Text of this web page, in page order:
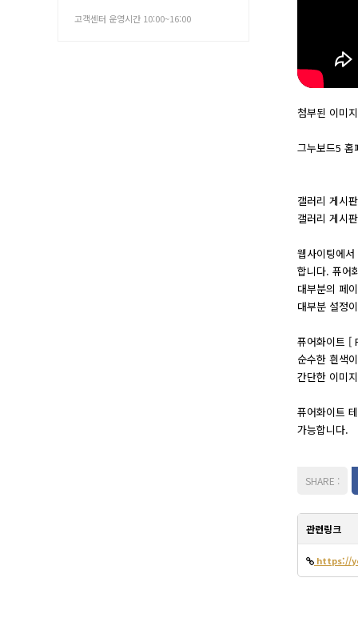
첨부된 이미
그누보드5 홈
갤러리 게시
갤러리 게시
웹사이팅에
합니다. 퓨어
대부분의 페
대부분 설정
퓨어화이트 [
순수한 흰색
간단한 이미
퓨어화이트
가능합니다.
관련링크
https://
고객센터 운영시간 10:00~16:00